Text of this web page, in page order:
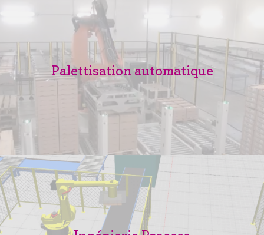
Palettisation automatique